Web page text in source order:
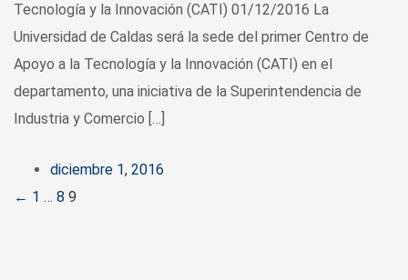
Tecnología y la Innovación (CATI) 01/12/2016 La
Universidad de Caldas será la sede del primer Centro de
Apoyo a la Tecnología y la Innovación (CATI) en el
departamento, una iniciativa de la Superintendencia de
Industria y Comercio […]
diciembre 1, 2016
Posts
← 1 … 8 9